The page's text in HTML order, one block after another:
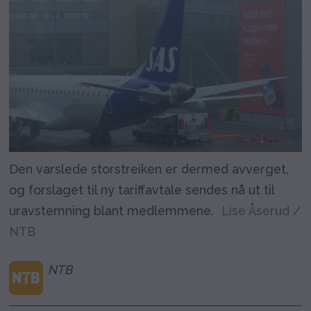
Den varslede storstreiken er dermed avverget,
og forslaget til ny tariffavtale sendes nå ut til
uravstemning blant medlemmene.
Lise Åserud /
NTB
NTB